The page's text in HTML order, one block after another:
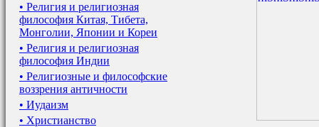
• Религия и религиозная
философия Китая, Тибета,
Монголии, Японии и Кореи
• Религия и религиозная
философия Индии
• Религиозные и философские
воззрения античности
• Иудаизм
• Христианство